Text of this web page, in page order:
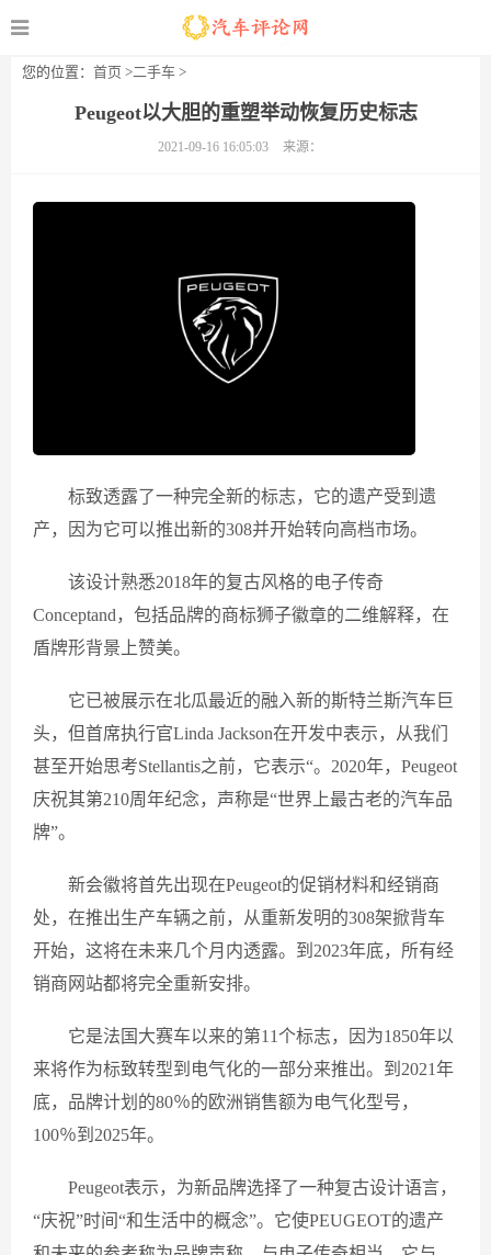
您的位置： 首页 >二手车 >
Peugeot以大胆的重塑举动恢复历史标志
2021-09-16 16:05:03 来源：
标致透露了一种完全新的标志，它的遗产受到遗
产，因为它可以推出新的308并开始转向高档市场。
该设计熟悉2018年的复古风格的电子传奇
Conceptand，包括品牌的商标狮子徽章的二维解释，在
盾牌形背景上赞美。
它已被展示在北瓜最近的融入新的斯特兰斯汽车巨
头，但首席执行官Linda Jackson在开发中表示，从我们
甚至开始思考Stellantis之前，它表示“。2020年，Peugeot
庆祝其第210周年纪念，声称是“世界上最古老的汽车品
牌”。
新会徽将首先出现在Peugeot的促销材料和经销商
处，在推出生产车辆之前，从重新发明的308架掀背车
开始，这将在未来几个月内透露。到2023年底，所有经
销商网站都将完全重新安排。
它是法国大赛车以来的第11个标志，因为1850年以
来将作为标致转型到电气化的一部分来推出。到2021年
底，品牌计划的80％的欧洲销售额为电气化型号，
100％到2025年。
Peugeot表示，为新品牌选择了一种复古设计语言，
“庆祝”时间“和生活中的概念”。它使PEUGEOT的遗产